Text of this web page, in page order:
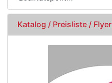
Katalog / Preisliste / Flyer